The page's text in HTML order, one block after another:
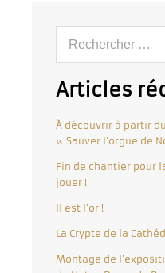
Articles
À découvrir à partir
« Sauver l’orgue de
Fin de chantier pour
jouer !
Il est l’or !
La Crypte de la
Montage de